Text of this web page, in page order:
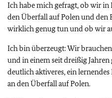
Ich habe mich gefragt, ob wir
den Überfall auf Polen und den
wirklich genug tun und ob wir
Ich bin überzeugt: Wir
und in einem seit dreißig
deutlich aktiveres, ein
an den Überfall auf Polen.